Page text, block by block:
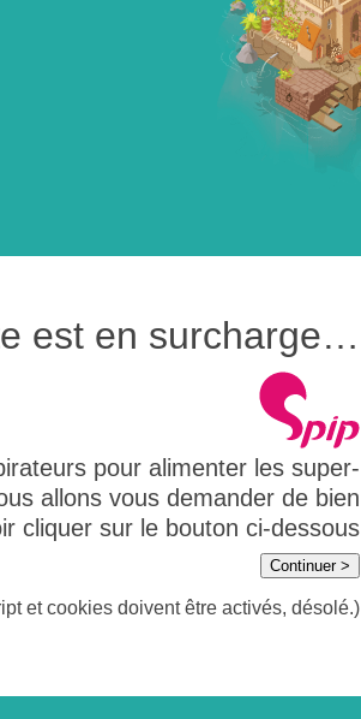
est en surcharge…
pour alimenter les super-
allons vous demander de bien
cliquer sur le bouton ci-dessous
Continuer >
et cookies doivent être activés, désolé.)